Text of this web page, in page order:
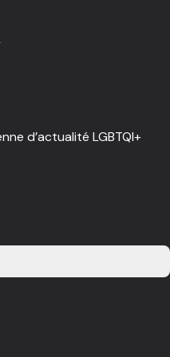
d’actualité LGBTQI+